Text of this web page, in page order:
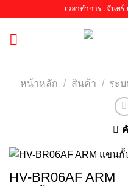
content
เวลาทำการ : จันทร์
หน้าหลัก / สินค้า / ระ
HV-BR06AF ARM